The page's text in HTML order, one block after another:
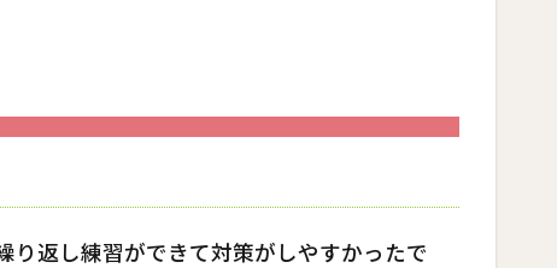
り返し練習ができて対策がしやすかったで